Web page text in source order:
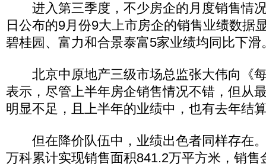
进入第三季度，不少房企的月度销售情
日公布的9月份9大上市房企的销售业绩数据
碧桂园、富力和合景泰富5家业绩均同比下滑
北京中原地产三级市场总监张大伟向《
表示，尽管上半年房企销售情况不错，但从
明显不足，且上半年的业绩中，也有去年结
但在降价队伍中，业绩出色者同样存在
万科累计实现销售面积841.2万平方米，销售